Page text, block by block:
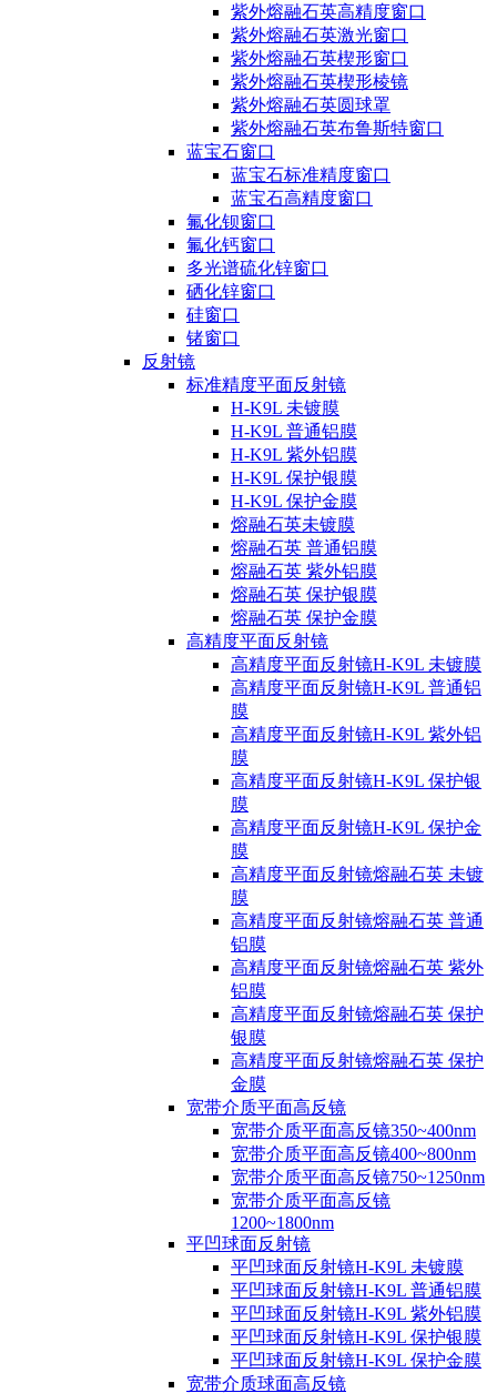
紫外熔融石英高精度窗口
紫外熔融石英激光窗口
紫外熔融石英楔形窗口
紫外熔融石英楔形棱镜
紫外熔融石英圆球罩
紫外熔融石英布鲁斯特窗口
蓝宝石窗口
蓝宝石标准精度窗口
蓝宝石高精度窗口
氟化钡窗口
氟化钙窗口
多光谱硫化锌窗口
硒化锌窗口
硅窗口
锗窗口
反射镜
标准精度平面反射镜
H-K9L 未镀膜
H-K9L 普通铝膜
H-K9L 紫外铝膜
H-K9L 保护银膜
H-K9L 保护金膜
熔融石英未镀膜
熔融石英 普通铝膜
熔融石英 紫外铝膜
熔融石英 保护银膜
熔融石英 保护金膜
高精度平面反射镜
高精度平面反射镜H-K9L 未镀膜
高精度平面反射镜H-K9L 普通铝
膜
高精度平面反射镜H-K9L 紫外铝
膜
高精度平面反射镜H-K9L 保护银
膜
高精度平面反射镜H-K9L 保护金
膜
高精度平面反射镜熔融石英 未镀
膜
高精度平面反射镜熔融石英 普通
铝膜
高精度平面反射镜熔融石英 紫外
铝膜
高精度平面反射镜熔融石英 保护
银膜
高精度平面反射镜熔融石英 保护
金膜
宽带介质平面高反镜
宽带介质平面高反镜350~400nm
宽带介质平面高反镜400~800nm
宽带介质平面高反镜750~1250nm
宽带介质平面高反镜
1200~1800nm
平凹球面反射镜
平凹球面反射镜H-K9L 未镀膜
平凹球面反射镜H-K9L 普通铝膜
平凹球面反射镜H-K9L 紫外铝膜
平凹球面反射镜H-K9L 保护银膜
平凹球面反射镜H-K9L 保护金膜
宽带介质球面高反镜